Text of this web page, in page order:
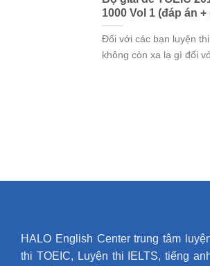
1000 Vol 1 (đáp án
Đối với các bạn luyện
không còn xa lạ gì đối
HALO English Center trung tâm
thi TOEIC, Luyện thi IELTS, tiếng